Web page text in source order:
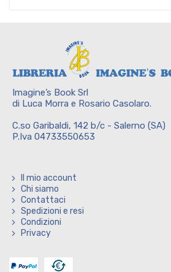
Imagine’s Book Srl
di Luca Morra e Rosario Casolaro.
C.so Garibaldi, 142 b/c - Salerno (SA)
P.Iva 04733550653
Il mio account
Chi siamo
Contattaci
Spedizioni e resi
Condizioni
Privacy